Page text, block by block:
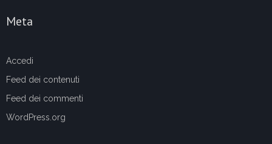
Meta
Accedi
Feed dei contenuti
Feed dei commenti
WordPress.org